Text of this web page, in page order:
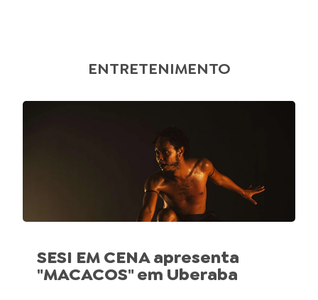
ENTRETENIMENTO
SESI EM CENA apresenta
"MACACOS" em Uberaba